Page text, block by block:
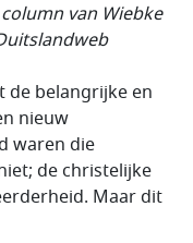
van Wiebke
de belangrijke en
nieuw
waren die
de christelijke
Maar dit